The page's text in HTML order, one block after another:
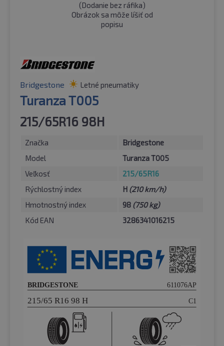
(Dodanie bez ráfika)
Obrázok sa môže líšiť od
popisu
Bridgestone Letné pneumatiky
Turanza T005
215/65R16 98H
Značka
Bridgestone
Model
Turanza T005
Veľkosť
215/65R16
Rýchlostný index
H (210 km/h)
Hmotnostný index
98 (750 kg)
Kód EAN
3286341016215